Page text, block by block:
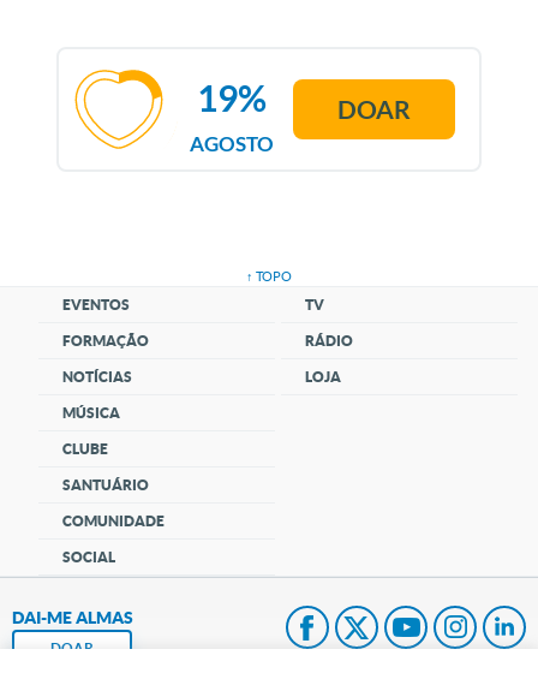
AGOSTO
19% DOAR
↑ TOPO
EVENTOS
FORMAÇÃO
NOTÍCIAS
MÚSICA
CLUBE
SANTUÁRIO
COMUNIDADE
SOCIAL
TV
RÁDIO
LOJA
DAI-ME ALMAS
DOAR